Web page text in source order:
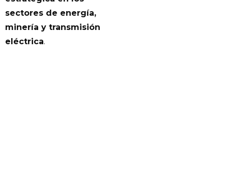
sectores de energía,
minería y transmisión
eléctrica.